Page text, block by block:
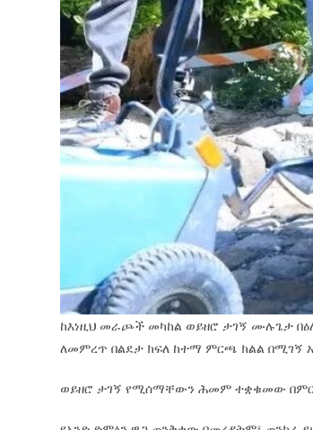
ከእነዚህ መራጮች መካከል ወይዘሮ ታገኝ ሙሉጌታ
ለመምረጥ በልደታ ክፍለ ከተማ ምርጫ ክልል በሚገኝ
ወይዘሮ ታገኝ የሚሰማቸውን ሕመም ተቋቁመው